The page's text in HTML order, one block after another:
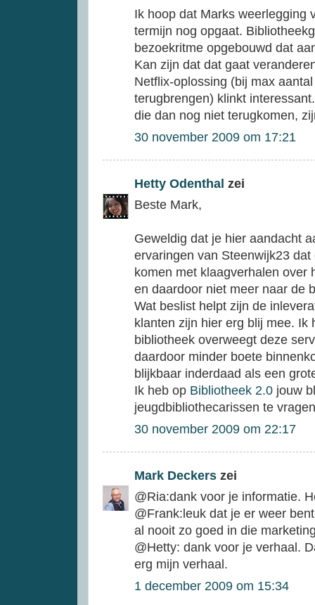
Ik hoop dat Marks weerlegging
termijn nog opgaat.
bezoekritme opgebouwd dat
Kan zijn dat dat gaat
Netflix-oplossing (bij max
terugbrengen) klinkt
die dan nog niet terugkomen,
30 november 2009 om 17:21
Hetty Odenthal zei
Beste Mark,
Geweldig dat je hier aandacht
ervaringen van Steenwijk23
komen met klaagverhalen over
en daardoor niet meer naar de
Wat beslist helpt zijn de
klanten zijn hier erg blij mee. Ik
bibliotheek overweegt deze
daardoor minder boete
blijkbaar inderdaad als een
Ik heb op Bibliotheek 2.0 jouw
jeugdbibliothecarissen te
30 november 2009 om 22:17
Mark Deckers zei
@Ria:dank voor je informatie.
@Frank:leuk dat je er weer
al nooit zo goed in die
@Hetty: dank voor je verhaal.
erg mijn verhaal.
1 december 2009 om 15:34